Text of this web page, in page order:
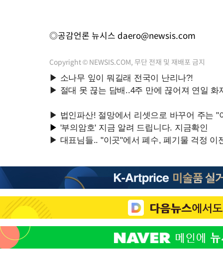
◎공감언론 뉴시스 daero@newsis.com
Copyright © NEWSIS.COM, 무단 전재 및 재배포 금지